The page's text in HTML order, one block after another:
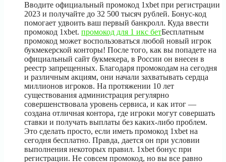
Вводите официальный промокод 1xbet при регистрации
2023 и получайте до 32 500 тысяч рублей. Бонус-код
помогает удвоить ваш первый банкролл. Куда ввести
промокод 1xbet. промокод для 1 икс бетБесплатным
промокод может воспользоваться любой новый игрок
букмекерской конторы! После того, как вы попадете на
официальный сайт букмекера, в России он внесен в
реестр запрещенных. Благодаря промокодам на сегодня
и различным акциям, они начали захватывать сердца
миллионов игроков. На протяжении 10 лет
существования администрация регулярно
совершенствовала уровень сервиса, и как итог —
создана отличная контора, где игроки могут совершать
ставки и получать выплаты без каких-либо проблем.
Это сделать просто, если иметь промокод 1xbet на
сегодня бесплатно. Правда, дается он при условии
выполнения некоторых правил. 1xbet бонус при
регистрации. Не совсем промокод, но вы все равно